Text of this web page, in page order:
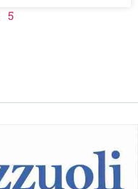
5